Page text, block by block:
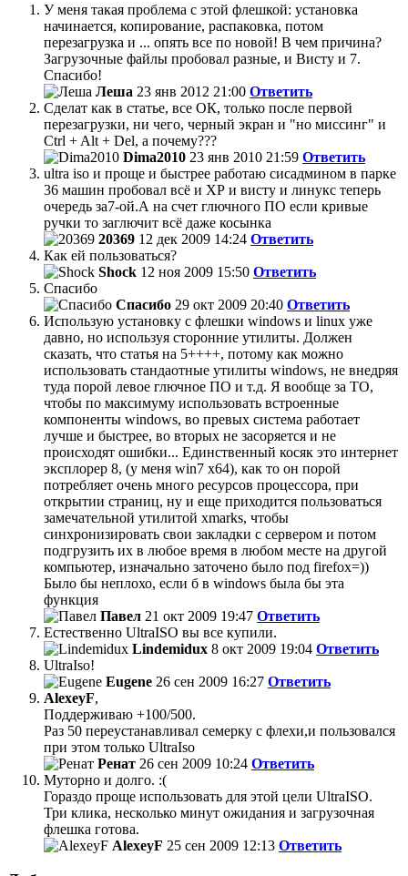
У меня такая проблема с этой флешкой: установка
начинается, копирование, распаковка, потом
перезагрузка и ... опять все по новой! В чем причина?
Загрузочные файлы пробовал разные, и Висту и 7.
Спасибо!
Леша 23 янв 2012 21:00 Ответить
Сделат как в статье, все ОК, только после первой
перезагрузки, ни чего, черный экран и "но миссинг" и
Ctrl + Alt + Del, а почему???
Dima2010 23 янв 2010 21:59 Ответить
ultra iso и проще и быстрее работаю сисадмином в парке
36 машин пробовал всё и ХР и висту и линукс теперь
очередь за7-ой.А на счет глючного ПО если кривые
ручки то заглючит всё даже косынка
20369 12 дек 2009 14:24 Ответить
Как ей пользоваться?
Shock 12 ноя 2009 15:50 Ответить
Спасибо
Спасибо 29 окт 2009 20:40 Ответить
Использую установку с флешки windows и linux уже
давно, но используя сторонние утилиты. Должен
сказать, что статья на 5++++, потому как можно
использовать стандаотные утилиты windows, не внедряя
туда порой левое глючное ПО и т.д. Я вообще за ТО,
чтобы по максимуму использовать встроенные
компоненты windows, во превых система работает
лучше и быстрее, во вторых не засоряется и не
происходят ошибки... Единственный косяк это интернет
эксплорер 8, (у меня win7 x64), как то он порой
потребляет очень много ресурсов процессора, при
открытии страниц, ну и еще приходится пользоваться
замечательной утилитой xmarks, чтобы
синхронизировать свои закладки с сервером и потом
подгрузить их в любое время в любом месте на другой
компьютер, изначально заточено было под firefox=))
Было бы неплохо, если б в windows была бы эта
функция
Павел 21 окт 2009 19:47 Ответить
Естественно UltraISO вы все купили.
Lindemidux 8 окт 2009 19:04 Ответить
UltraIso!
Eugene 26 сен 2009 16:27 Ответить
AlexeyF,
Поддерживаю +100/500.
Раз 50 переустанавливал семерку с флехи,и пользовался
при этом только UltraIso
Ренат 26 сен 2009 10:24 Ответить
Муторно и долго. :(
Гораздо проще использовать для этой цели UltraISO.
Три клика, несколько минут ожидания и загрузочная
флешка готова.
AlexeyF 25 сен 2009 12:13 Ответить